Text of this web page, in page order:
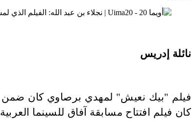
نائلة إدريس
فيلم "بيك نعيش" لمهدي برصاوي كان ضمن
كان فيلم افتتاح مسابقة آفاق للسينما